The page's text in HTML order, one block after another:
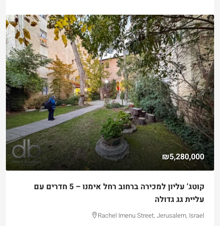
₪5,280,000
קוטג’ עליון למכירה ברחוב רחל אימנו – 5 חדרים עם
עליית גג גדולה
Rachel Imenu Street, Jerusalem, Israel